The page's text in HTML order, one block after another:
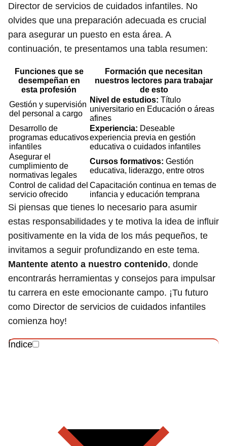
Director de servicios de cuidados infantiles. No
olvides que una preparación adecuada es crucial
para asegurar un puesto en esta área. A
continuación, te presentamos una tabla resumen:
Funciones que se
desempeñan en
esta profesión
Formación que necesitan
nuestros lectores para trabajar
de esto
Gestión y supervisión
del personal a cargo
Nivel de estudios: Título
universitario en Educación o áreas
afines
Desarrollo de
programas educativos
infantiles
Experiencia: Deseable
experiencia previa en gestión
educativa o cuidados infantiles
Asegurar el
cumplimiento de
normativas legales
Cursos formativos: Gestión
educativa, liderazgo, entre otros
Control de calidad del
servicio ofrecido
Capacitación continua en temas de
infancia y educación temprana
Si piensas que tienes lo necesario para asumir
estas responsabilidades y te motiva la idea de influir
positivamente en la vida de los más pequeños, te
invitamos a seguir profundizando en este tema.
Mantente atento a nuestro contenido, donde
encontrarás herramientas y consejos para impulsar
tu carrera en este emocionante campo. ¡Tu futuro
como Director de servicios de cuidados infantiles
comienza hoy!
Índice